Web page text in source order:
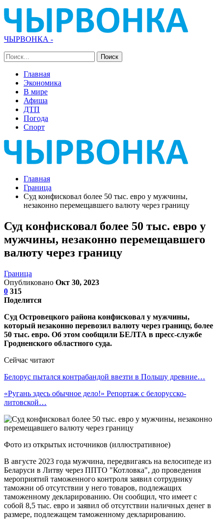
ЧЫРВОНКА -
Главная
Экономика
В мире
Афиша
ДТП
Погода
Спорт
Главная
Граница
Суд конфисковал более 50 тыс. евро у мужчины,
незаконно перемещавшего валюту через границу
Суд конфисковал более 50 тыс. евро у
мужчины, незаконно перемещавшего
валюту через границу
Граница
Опубликовано Окт 30, 2023
0 315
Поделится
Суд Островецкого района конфисковал у мужчины,
который незаконно перевозил валюту через границу, более
50 тыс. евро. Об этом сообщили БЕЛТА в пресс-службе
Гродненского областного суда.
Сейчас читают
Белорус пытался контрабандой ввезти в Польшу древние…
«Ругань здесь обычное дело!» Репортаж с белорусско-
литовской…
Фото из открытых источников (иллюстративное)
В августе 2023 года мужчина, передвигаясь на велосипеде из
Беларуси в Литву через ППТО "Котловка", до проведения
мероприятий таможенного контроля заявил сотруднику
таможни об отсутствии у него товаров, подлежащих
таможенному декларированию. Он сообщил, что имеет с
собой 8,5 тыс. евро и заявил об отсутствии наличных денег в
размере, подлежащем таможенному декларированию.